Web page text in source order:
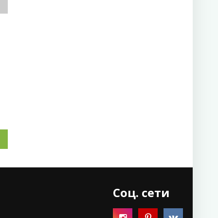
Соц. сети